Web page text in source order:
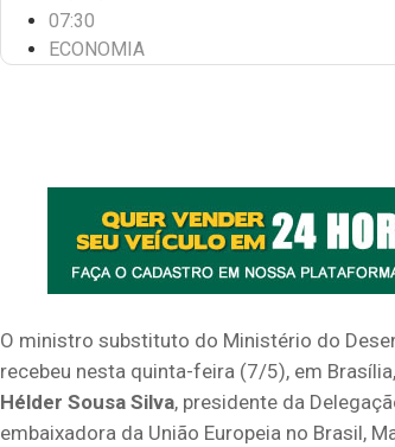
07:30
ECONOMIA
O ministro substituto do Ministério do
recebeu nesta quinta-feira (7/5), em
Hélder Sousa Silva, presidente da
embaixadora da União Europeia no Brasil,